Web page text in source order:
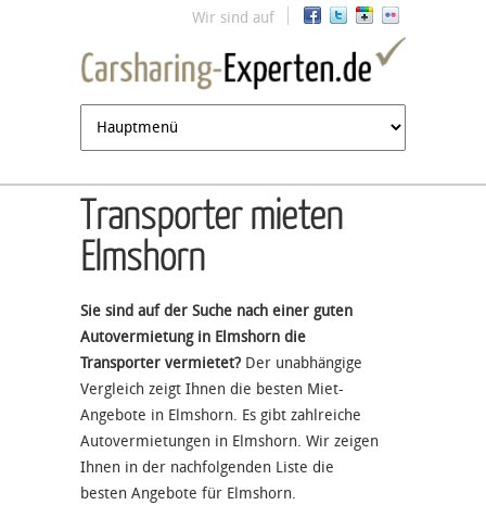
Jump to navigation
Wir sind auf
Transporter mieten
Elmshorn
Sie sind auf der Suche nach einer guten
Autovermietung in Elmshorn die
Transporter vermietet? Der unabhängige
Vergleich zeigt Ihnen die besten Miet-
Angebote in Elmshorn. Es gibt zahlreiche
Autovermietungen in Elmshorn. Wir zeigen
Ihnen in der nachfolgenden Liste die
besten Angebote für Elmshorn.